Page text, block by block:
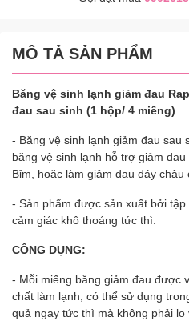
MÔ TẢ SẢN PHẨM
Băng vệ sinh lạnh giảm đau
đau sau sinh (1 hộp/ 4 miếng)
- Băng vệ sinh lạnh giảm đau sau
băng vệ sinh lạnh hỗ trợ giảm
Bỉm, hoặc làm giảm đau đáy chậu
- Sản phẩm được sản xuất bởi
cảm giác khô thoáng tức thì.
CÔNG DỤNG:
- Mỗi miếng băng giảm đau được
chất làm lạnh, có thể sử dụng
quả ngay tức thì mà không phải